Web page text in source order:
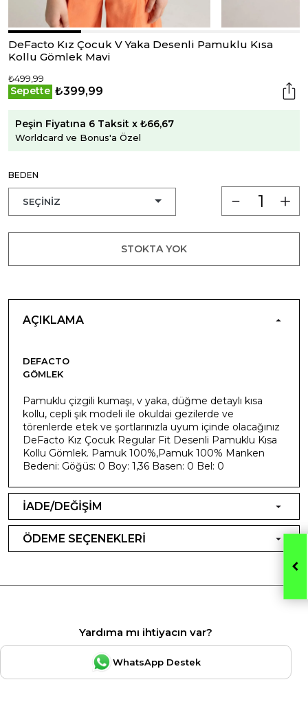
DeFacto Kız Çocuk V Yaka Desenli Pamuklu Kısa
Kollu Gömlek Mavi
₺499,99
Sepette ₺399,99
Peşin Fiyatına 6 Taksit x ₺66,67
Worldcard ve Bonus'a Özel
BEDEN
STOKTA YOK
AÇIKLAMA
DEFACTO
GÖMLEK
Pamuklu çizgili kumaşı, v yaka, düğme detaylı kısa
kollu, cepli şık modeli ile okuldai gezilerde ve
törenlerde etek ve şortlarınızla uyum içinde olacağınız
DeFacto Kız Çocuk Regular Fit Desenli Pamuklu Kısa
Kollu Gömlek. Pamuk 100%,Pamuk 100% Manken
Bedeni: Göğüs: 0 Boy: 1,36 Basen: 0 Bel: 0
İADE/DEĞİŞİM
ÖDEME SEÇENEKLERİ
Yardıma mı ihtiyacın var?
WhatsApp Destek